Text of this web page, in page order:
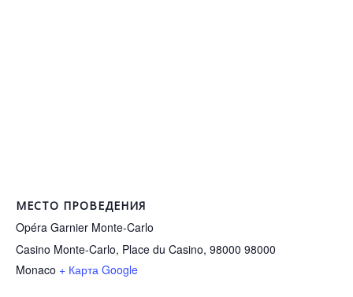
МЕСТО ПРОВЕДЕНИЯ
Opéra Garnier Monte-Carlo
Casino Monte-Carlo, Place du Casino, 98000 98000
Monaco + Карта Google